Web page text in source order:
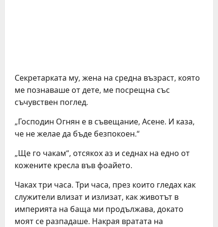
Секретарката му, жена на средна възраст, която
ме познаваше от дете, ме посрещна със
съчувствен поглед.
„Господин Огнян е в съвещание, Асене. И каза,
че не желае да бъде безпокоен.“
„Ще го чакам“, отсякох аз и седнах на едно от
кожените кресла във фоайето.
Чаках три часа. Три часа, през които гледах как
служители влизат и излизат, как животът в
империята на баща ми продължава, докато
моят се разпадаше. Накрая вратата на